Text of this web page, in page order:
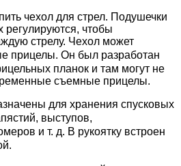
чехол для стрел. Подушечки
регулируются, чтобы
стрелу. Чехол может
е прицелы. Он был разработан
планок и там могут не
съемные прицелы.
для хранения спусковых
выступов,
ов и т. д. В рукоятку встроен